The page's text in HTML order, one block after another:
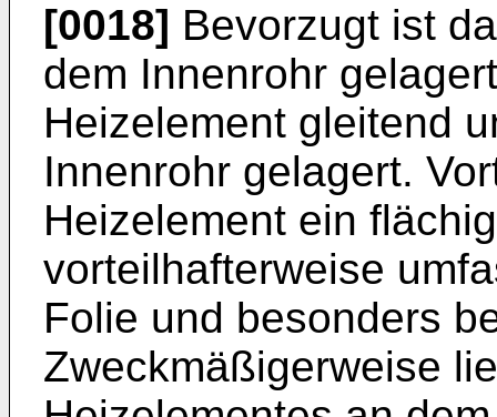
[0018] Bevorzugt ist
dem Innenrohr
Heizelement gleitend
Innenrohr gelagert.
Heizelement ein
vorteilhafterweise
Folie und besonders
Zweckmäßigerweise